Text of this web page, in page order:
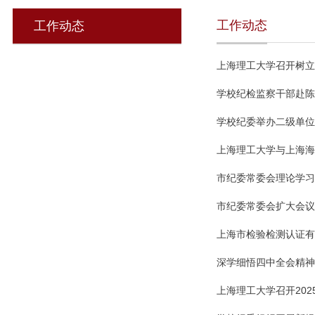
工作动态 工作动态
上海理工大学召开树
学校纪检监察干部赴
学校纪委举办二级单
上海理工大学与上海
市纪委常委会理论学
市纪委常委会扩大会
上海市检验检测认证
深学细悟四中全会精
上海理工大学召开